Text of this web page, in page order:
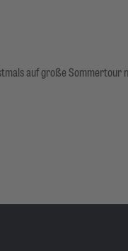
auf große Sommertour